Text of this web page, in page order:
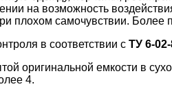
на возможность
плохом самочувствии. Более
в соответствии с ТУ 6-
оригинальной емкости в
4.